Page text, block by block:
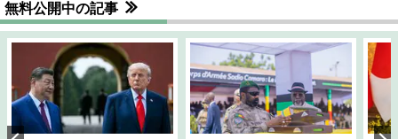
無料公開中の記事